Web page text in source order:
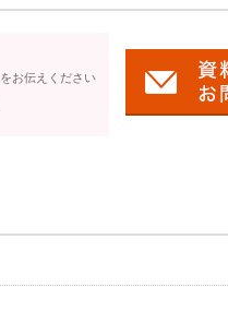
お伝えください